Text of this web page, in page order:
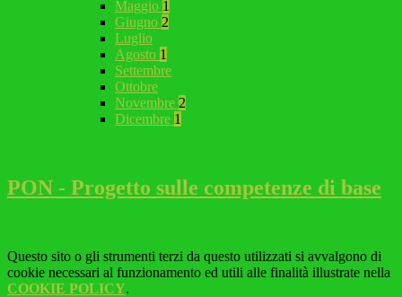
Maggio 1
Giugno 2
Luglio
Agosto 1
Settembre
Ottobre
Novembre 2
Dicembre 1
PON - Progetto sulle competenze di base
Questo sito o gli strumenti terzi da questo utilizzati si avvalgono di
cookie necessari al funzionamento ed utili alle finalità illustrate nella
COOKIE POLICY.